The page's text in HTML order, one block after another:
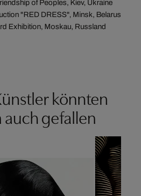
of Peoples, Kiev, Ukraine
"RED DRESS", Minsk, Belarus
Exhibition, Moskau, Russland
könnten
auch gefallen